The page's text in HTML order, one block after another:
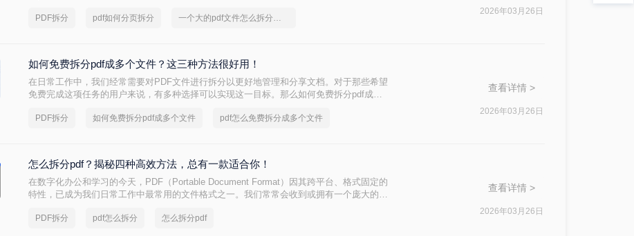
PDF拆分 pdf如何分页拆分 一个大的pdf文件怎么拆分开成几个文件
2026年03月26日
如何免费拆分pdf成多个文件？这三种方法很好用！
在日常工作中，我们经常需要对PDF文件进行拆分以更好地管理和分享文档。对于那些希望
免费完成这项任务的用户来说，有多种选择可以实现这一目标。那么如何免费拆分pdf成多
PDF拆分 如何免费拆分pdf成多个文件 pdf怎么免费拆分成多个文件
查看详情 >
2026年03月26日
怎么拆分pdf？揭秘四种高效方法，总有一款适合你！
在数字化办公和学习的今天，PDF（Portable Document Format）因其跨平台、格式固定的
特性，已成为我们日常工作中最常用的文件格式之一。我们常常会收到或拥有一个庞大的
此时，如何从中精准、快速地提取出我们需要的部分，就成了一个亟待解决的问题。“拆分
PDF拆分 pdf怎么拆分 怎么拆分pdf
查看详情 >
2026年03月26日